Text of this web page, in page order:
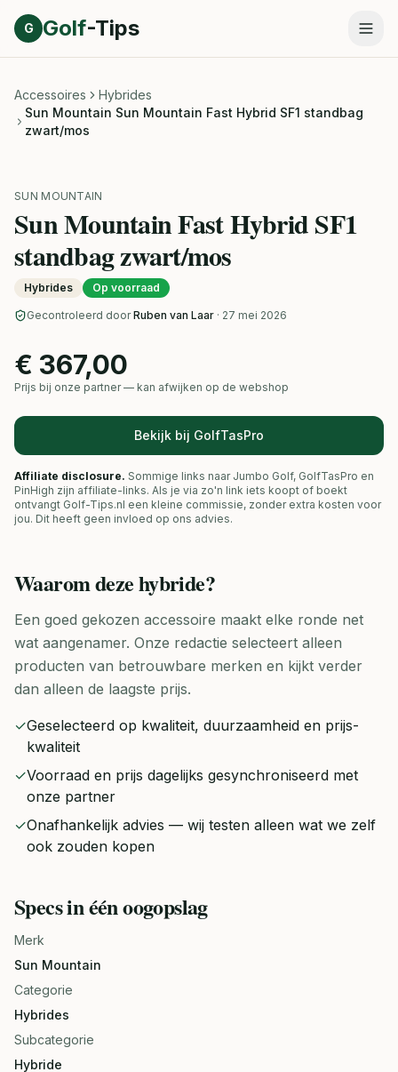
Direct naar inhoud
G Golf-Tips
Accessoires
Hybrides
Sun Mountain Sun Mountain Fast Hybrid SF1 standbag
zwart/mos
SUN MOUNTAIN
Sun Mountain Fast Hybrid SF1
standbag zwart/mos
Hybrides Op voorraad
Gecontroleerd door Ruben van Laar · 27 mei 2026
€ 367,00
Prijs bij onze partner — kan afwijken op de webshop
Bekijk bij GolfTasPro
Affiliate disclosure. Sommige links naar Jumbo Golf, GolfTasPro en
PinHigh zijn affiliate-links. Als je via zo'n link iets koopt of boekt
ontvangt Golf-Tips.nl een kleine commissie, zonder extra kosten voor
jou. Dit heeft geen invloed op ons advies.
Waarom dezehybride?
Een goed gekozen accessoire maakt elke ronde net
wat aangenamer. Onze redactie selecteert alleen
producten van betrouwbare merken en kijkt verder
dan alleen de laagste prijs.
✓Geselecteerd op kwaliteit, duurzaamheid en prijs-
kwaliteit
✓Voorraad en prijs dagelijks gesynchroniseerd met
onze partner
✓Onafhankelijk advies — wij testen alleen wat we zelf
ook zouden kopen
Specs in één oogopslag
Merk
Sun Mountain
Categorie
Hybrides
Subcategorie
Hybride